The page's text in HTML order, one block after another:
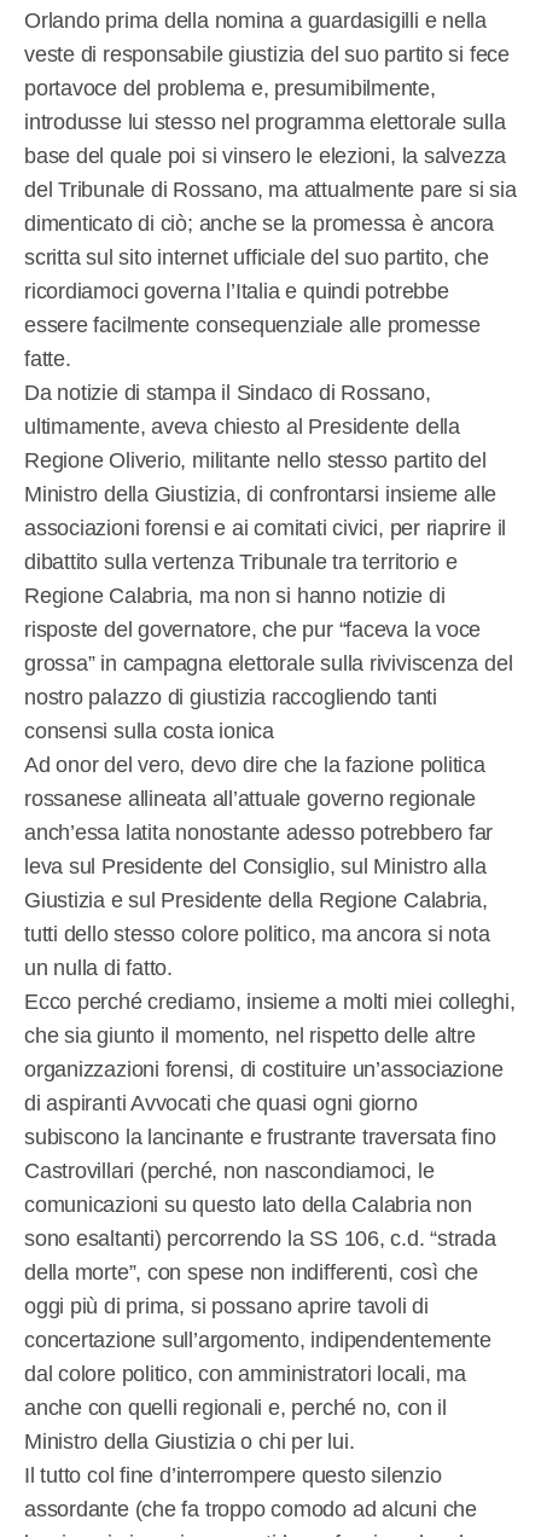
Orlando prima della nomina a guardasigilli e nella
veste di responsabile giustizia del suo partito si fece
portavoce del problema e, presumibilmente,
introdusse lui stesso nel programma elettorale sulla
base del quale poi si vinsero le elezioni, la salvezza
del Tribunale di Rossano, ma attualmente pare si sia
dimenticato di ciò; anche se la promessa è ancora
scritta sul sito internet ufficiale del suo partito, che
ricordiamoci governa l’Italia e quindi potrebbe
essere facilmente consequenziale alle promesse
fatte.
Da notizie di stampa il Sindaco di Rossano,
ultimamente, aveva chiesto al Presidente della
Regione Oliverio, militante nello stesso partito del
Ministro della Giustizia, di confrontarsi insieme alle
associazioni forensi e ai comitati civici, per riaprire il
dibattito sulla vertenza Tribunale tra territorio e
Regione Calabria, ma non si hanno notizie di
risposte del governatore, che pur “faceva la voce
grossa” in campagna elettorale sulla riviviscenza del
nostro palazzo di giustizia raccogliendo tanti
consensi sulla costa ionica
Ad onor del vero, devo dire che la fazione politica
rossanese allineata all’attuale governo regionale
anch’essa latita nonostante adesso potrebbero far
leva sul Presidente del Consiglio, sul Ministro alla
Giustizia e sul Presidente della Regione Calabria,
tutti dello stesso colore politico, ma ancora si nota
un nulla di fatto.
Ecco perché crediamo, insieme a molti miei colleghi,
che sia giunto il momento, nel rispetto delle altre
organizzazioni forensi, di costituire un’associazione
di aspiranti Avvocati che quasi ogni giorno
subiscono la lancinante e frustrante traversata fino
Castrovillari (perché, non nascondiamoci, le
comunicazioni su questo lato della Calabria non
sono esaltanti) percorrendo la SS 106, c.d. “strada
della morte”, con spese non indifferenti, così che
oggi più di prima, si possano aprire tavoli di
concertazione sull’argomento, indipendentemente
dal colore politico, con amministratori locali, ma
anche con quelli regionali e, perché no, con il
Ministro della Giustizia o chi per lui.
Il tutto col fine d’interrompere questo silenzio
assordante (che fa troppo comodo ad alcuni che